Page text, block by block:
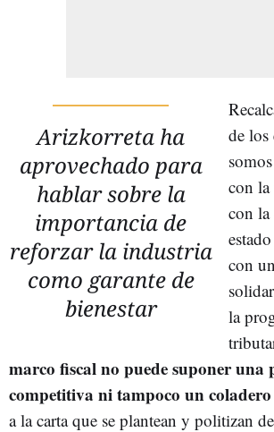
Arizkorreta ha
aprovechado para
hablar sobre la
importancia de
reforzar la industria
como garante de
bienestar
de los
con
con la
con
la
marco fiscal no puede suponer una
competitiva ni tampoco un coladero
a la carta que se plantean y politizan